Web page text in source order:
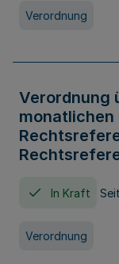
Verordnung
Verordnung
In Kraft
Verordnung